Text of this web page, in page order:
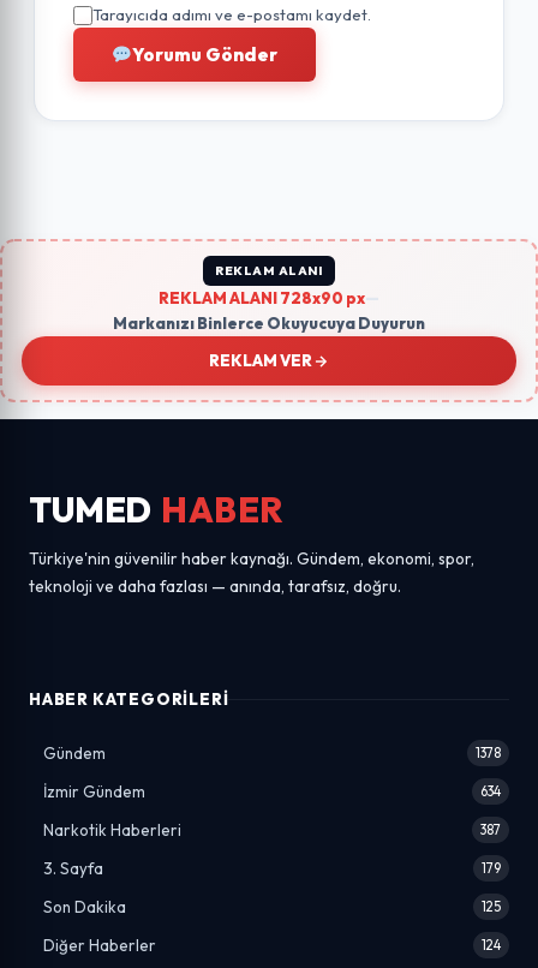
Tarayıcıda adımı ve e-postamı kaydet.
Yorumu Gönder
REKLAM ALANI
REKLAM ALANI 728x90 px
Markanızı Binlerce Okuyucuya Duyurun
REKLAM VER
TUMED HABER
Türkiye'nin güvenilir haber kaynağı. Gündem, ekonomi, spor,
teknoloji ve daha fazlası — anında, tarafsız, doğru.
HABER KATEGORILERI
Gündem 1378
İzmir Gündem 634
Narkotik Haberleri 387
3. Sayfa 179
Son Dakika 125
Diğer Haberler 124